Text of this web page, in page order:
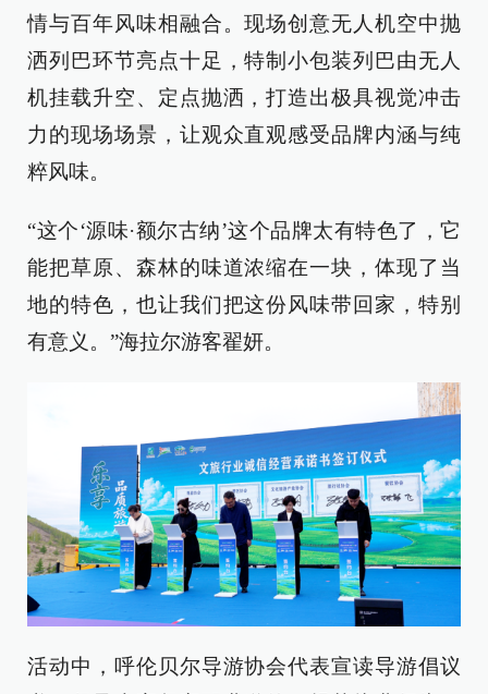
情与百年风味相融合。现场创意无人机空中抛
洒列巴环节亮点十足，特制小包装列巴由无人
机挂载升空、定点抛洒，打造出极具视觉冲击
力的现场场景，让观众直观感受品牌内涵与纯
粹风味。
“这个‘源味·额尔古纳’这个品牌太有特色了，它
能把草原、森林的味道浓缩在一块，体现了当
地的特色，也让我们把这份风味带回家，特别
有意义。”海拉尔游客翟妍。
活动中，呼伦贝尔导游协会代表宣读导游倡议